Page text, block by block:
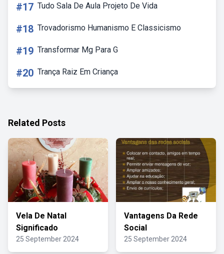
#17 Tudo Sala De Aula Projeto De Vida
#18 Trovadorismo Humanismo E Classicismo
#19 Transformar Mg Para G
#20 Trança Raiz Em Criança
Related Posts
Vela De Natal
Significado
25 September 2024
Vantagens Da Rede
Social
25 September 2024